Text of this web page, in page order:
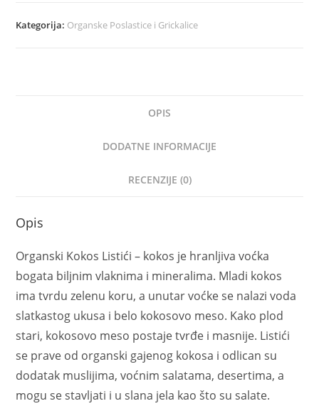
Kategorija: Organske Poslastice i Grickalice
OPIS
DODATNE INFORMACIJE
RECENZIJE (0)
Opis
Organski Kokos Listići – kokos je hranljiva voćka
bogata biljnim vlaknima i mineralima. Mladi kokos
ima tvrdu zelenu koru, a unutar voćke se nalazi voda
slatkastog ukusa i belo kokosovo meso. Kako plod
stari, kokosovo meso postaje tvrđe i masnije. Listići
se prave od organski gajenog kokosa i odlican su
dodatak muslijima, voćnim salatama, desertima, a
mogu se stavljati i u slana jela kao što su salate.